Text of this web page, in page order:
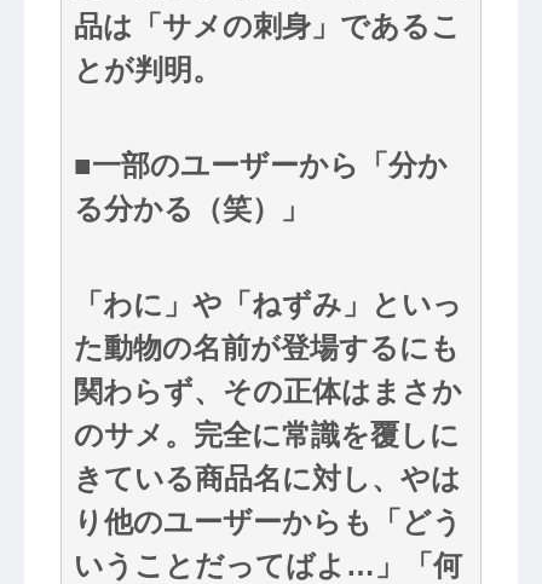
品は「サメの刺身」であるこ
とが判明。
■一部のユーザーから「分か
る分かる（笑）」
「わに」や「ねずみ」といっ
た動物の名前が登場するにも
関わらず、その正体はまさか
のサメ。完全に常識を覆しに
きている商品名に対し、やは
り他のユーザーからも「どう
いうことだってばよ…」「何